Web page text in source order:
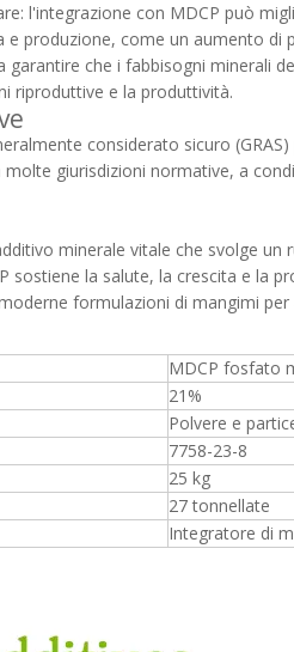
l'integrazione con MDCP può
e produzione, come un aumento
garantire che i fabbisogni minerali
riproduttive e la produttività.
considerato sicuro
giurisdizioni normative, a
minerale vitale che svolge
sostiene la salute, la crescita e la
formulazioni di mangimi per
MDCP fosfato
21%
Polvere e
7758-23-8
25 kg
27 tonnellate
Integratore di